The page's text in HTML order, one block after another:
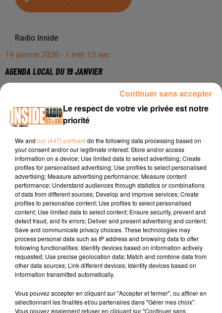
Radio Inside
19 janvier 2026 - 1 min 13 sec
AGENDA LOCAL DU 19 JANVIER
à 20h à l'Espace James Chambaudwww.mairie-lons.fr
à la médiathèque Pierre Espilhasparren.fr
00:44 TARBES / Nuits de la lectrue ateliers cartographie à
Tarbes mercredi 21 janvier à 16hwww.tarbes.fr
TITRES DIFFUSÉS
9h04
9h04 9h00
9h00 8h56
8h56
Le respect de votre vie privée est notre
priorité
We and our (447) partnersdo the following data processing based on
your consent and/or our legitimate interest: Store and/or access
information on a device; Use limited data to select advertising; Create
profiles for personalised advertising; Use profiles to select personalised
advertising; Measure advertising performance; Measure content
performance; Understand audiences through statistics or combinations
of data from different sources; Develop and improve services; Create
profiles to personalise content; Use profiles to select personalised
content; Use limited data to select content; Ensure security, prevent and
detect fraud, and fix errors; Deliver and present advertising and content;
Save and communicate privacy choices. These technologies may
process personal data such as IP address and browsing data to offer
following functionalities: Identify devices based on information actively
requested; Use precise geolocation data; Match and combine data from
other data sources; Link different devices; Identify devices based on
information transmitted automatically.
Vous pouvez accepter en cliquant sur "Accepter et fermer", ou affiner en
sélectionnant les finalités et/ou partenaires dans "Gérer mes choix".
Vous pouvez également refuser en cliquant sur "Continuer sans
Continuer sans accepter